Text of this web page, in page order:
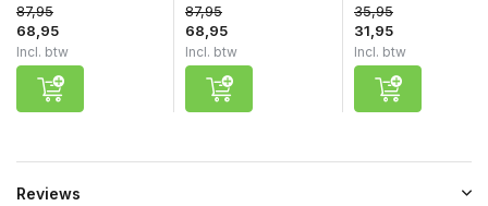
87,95
68,95
Incl. btw
87,95
68,95
Incl. btw
35,95
31,95
Incl. btw
Reviews